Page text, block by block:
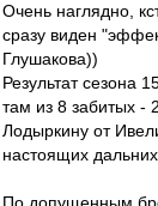
Очень наглядно,
сразу виден
Глушакова))
Результат сезона
там из 8 забитых -
Лодыркину от
настоящих